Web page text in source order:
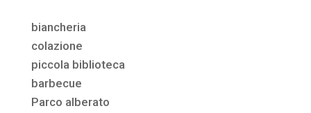
biancheria
colazione
piccola biblioteca
barbecue
Parco alberato